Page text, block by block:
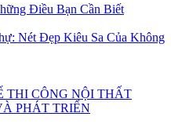
Điều Bạn Cần Biết
Nét Đẹp Kiêu Sa Của Không
THI CÔNG NỘI THẤT
PHÁT TRIỂN